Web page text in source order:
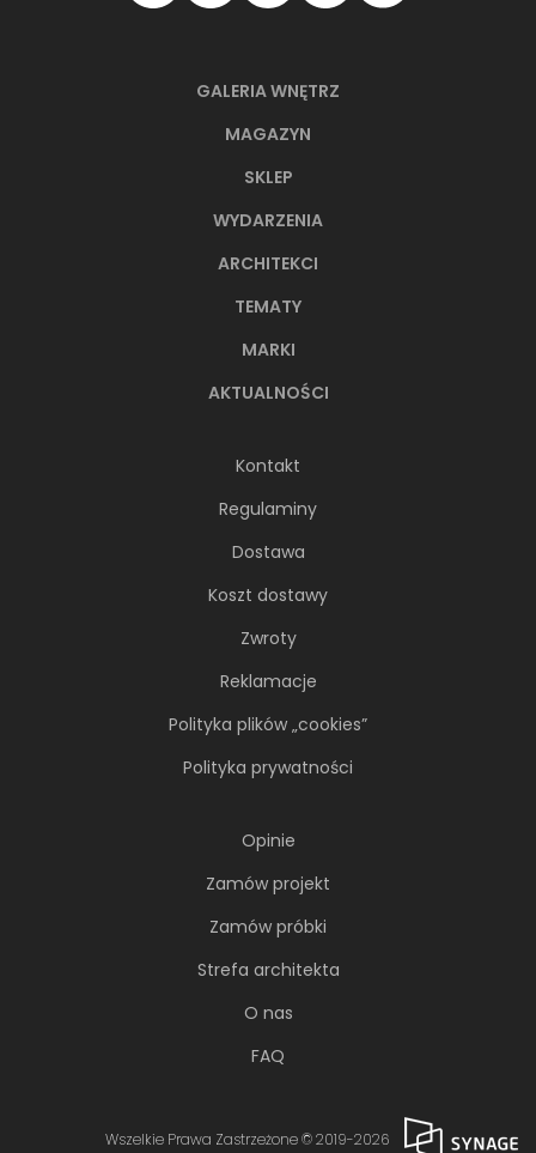
GALERIA WNĘTRZ
MAGAZYN
SKLEP
WYDARZENIA
ARCHITEKCI
TEMATY
MARKI
AKTUALNOŚCI
Kontakt
Regulaminy
Dostawa
Koszt dostawy
Zwroty
Reklamacje
Polityka plików „cookies”
Polityka prywatności
Opinie
Zamów projekt
Zamów próbki
Strefa architekta
O nas
FAQ
Wszelkie Prawa Zastrzeżone © 2019-2026